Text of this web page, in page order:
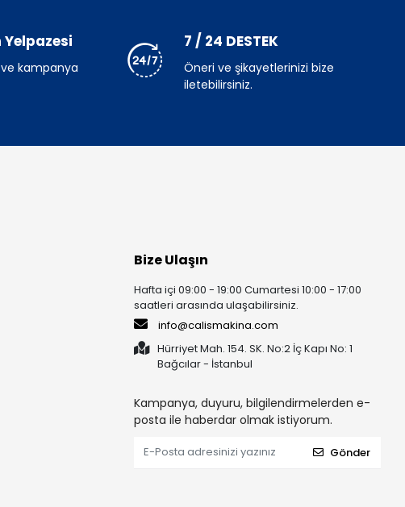
Yelpazesi
kampanya
7 / 24 DESTEK
Öneri ve şikayetlerinizi bize
iletebilirsiniz.
Bize Ulaşın
Hafta içi 09:00 - 19:00 Cumartesi 10:00 - 17:00
saatleri arasında ulaşabilirsiniz.
info@calismakina.com
Hürriyet Mah. 154. SK. No:2 İç Kapı No: 1
Bağcılar - İstanbul
Kampanya, duyuru, bilgilendirmelerden e-
posta ile haberdar olmak istiyorum.
Gönder